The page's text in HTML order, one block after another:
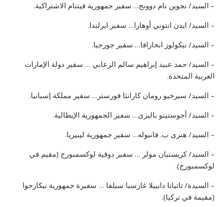
– السيد/ نجوين نام دوونج… سفير جمهورية فيتنام الاشتراكية.
– السيد/ ايدن انتوني أوهارا… سفير ايرلندا.
– السيد/ نيكولوز ابخازافا… سفير جورجيا.
– السيد/ حمد عبيد إبراهيم سالم الزعابي … سفير دولة الإمارات
العربية المتحدة.
– السيد/ سيرخيو رومان كارانثا فورستر… سفير مملكة إسبانيا.
– السيد/ أجوستينو باليزى… سفير الجمهورية الإيطالية.
– السيد/ هنرى ب. فانبوله… سفير جمهورية ليبيريا.
– السيد/ كريستيان مولر … سفير دوقية لوكسمبورج (مقيم في
لوكسمبورج).
– السيدة/ تاتيانا دانييلا غارسيا سيلفا … سفيرة جمهورية نيكارجوا
(مقيمة في تركيا).